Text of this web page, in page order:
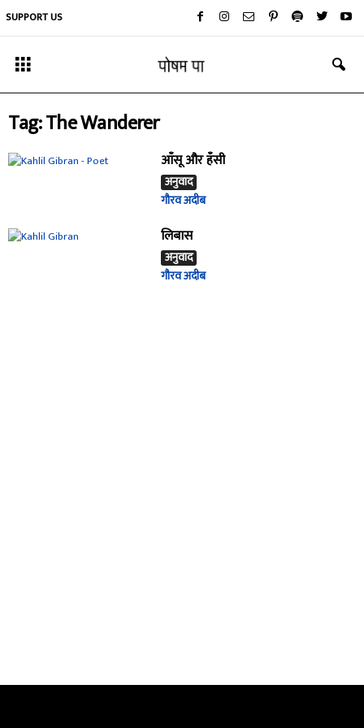
SUPPORT US
Tag: The Wanderer
आँसू और हँसी
अनुवाद
गौरव अदीब
लिबास
अनुवाद
गौरव अदीब